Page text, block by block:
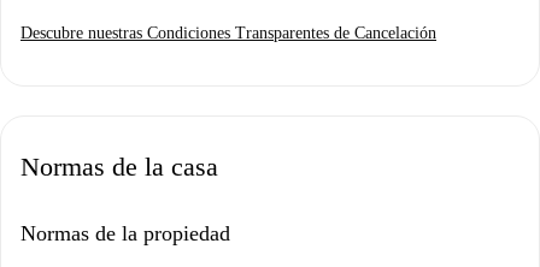
Descubre nuestras Condiciones Transparentes de Cancelación
Normas de la casa
Normas de la propiedad